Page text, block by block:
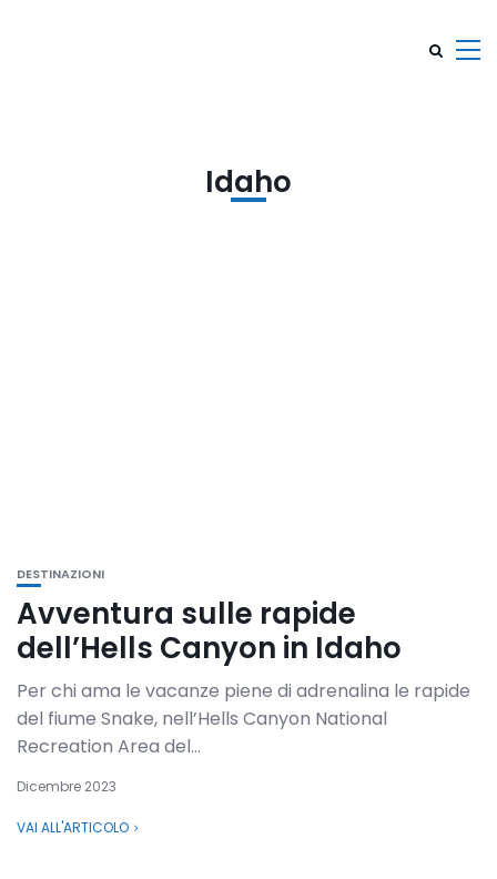
Idaho
DESTINAZIONI
Avventura sulle rapide
dell’Hells Canyon in Idaho
Per chi ama le vacanze piene di adrenalina le rapide
del fiume Snake, nell’Hells Canyon National
Recreation Area del...
Dicembre 2023
VAI ALL'ARTICOLO